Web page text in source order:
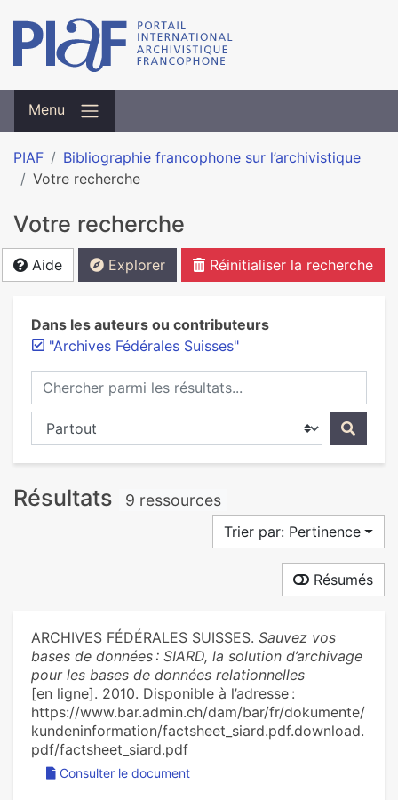
Menu
PIAF
Bibliographie francophone sur l’archivistique
Votre recherche
Votre recherche
Aide Explorer Réinitialiser la recherche
Dans les auteurs ou contributeurs
"Archives Fédérales Suisses"
Chercher parmi les résultats...
Chercher dans...
Résultats 9 ressources
Trier par: Pertinence
Résumés
ARCHIVES FÉDÉRALES SUISSES. Sauvez vos
bases de données : SIARD, la solution d’archivage
pour les bases de données relationnelles
[en ligne]. 2010. Disponible à l’adresse :
https://www.bar.admin.ch/dam/bar/fr/dokumente/
kundeninformation/factsheet_siard.pdf.download.
pdf/factsheet_siard.pdf
Consulter le document